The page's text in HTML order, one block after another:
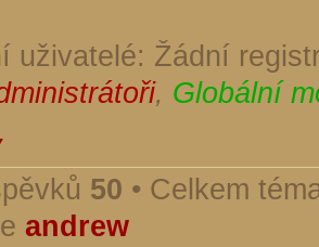
uživatelé: Žádní
, Globální
50 • Celkem
andrew